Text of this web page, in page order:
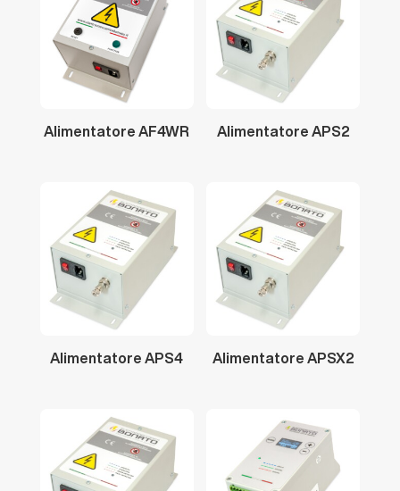
Alimentatore AF4WR Alimentatore APS2
Alimentatore APS4 Alimentatore APSX2